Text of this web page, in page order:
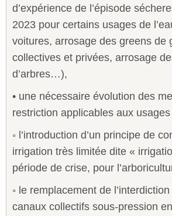
d’expérience de l’épisode
2023 pour certains usages de
voitures, arrosage des greens de
collectives et privées, arrosage
d’arbres…),
• une nécessaire évolution des
restriction applicables aux
◦ l’introduction d’un principe de
irrigation très limitée dite «
période de crise, pour
◦ le remplacement de
canaux collectifs sous-pression